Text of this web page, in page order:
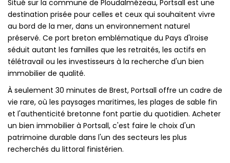
Situé sur la commune de Ploudalmézeau, Portsall est une
destination prisée pour celles et ceux qui souhaitent vivre
au bord de la mer, dans un environnement naturel
préservé. Ce port breton emblématique du Pays d'Iroise
séduit autant les familles que les retraités, les actifs en
télétravail ou les investisseurs à la recherche d'un bien
immobilier de qualité.
À seulement 30 minutes de Brest, Portsall offre un cadre de
vie rare, où les paysages maritimes, les plages de sable fin
et l'authenticité bretonne font partie du quotidien. Acheter
un bien immobilier à Portsall, c'est faire le choix d'un
patrimoine durable dans l'un des secteurs les plus
recherchés du littoral finistérien.